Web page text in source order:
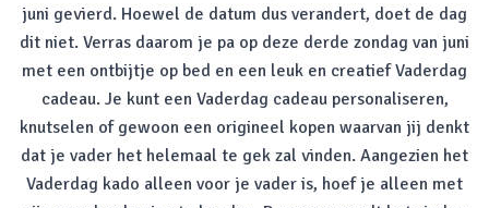
juni gevierd. Hoewel de datum dus verandert, doet de dag
dit niet. Verras daarom je pa op deze derde zondag van juni
met een ontbijtje op bed en een leuk en creatief Vaderdag
cadeau. Je kunt een Vaderdag cadeau personaliseren,
knutselen of gewoon een origineel kopen waarvan jij denkt
dat je vader het helemaal te gek zal vinden. Aangezien het
Vaderdag kado alleen voor je vader is, hoef je alleen met